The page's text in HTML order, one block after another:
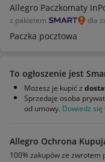
Allegro Paczkomaty
z pakietem dla
Paczka pocztowa
To ogłoszenie jest
Możesz je kupić z
Sprzedaje osoba
od umowy. Dowiedz się
Allegro Ochrona
100% zakupów ze zwrotem